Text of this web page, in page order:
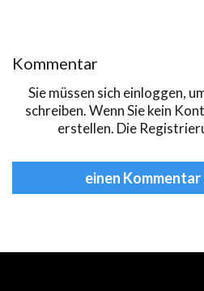
Kommentar
Sie müssen sich einloggen,
schreiben. Wenn Sie kein
erstellen. Die
einen